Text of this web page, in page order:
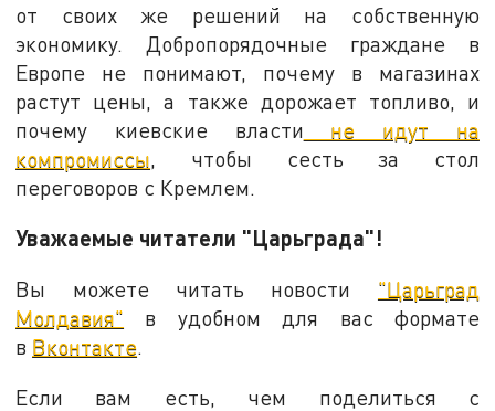
от своих же решений на собственную
экономику. Добропорядочные граждане в
Европе не понимают, почему в магазинах
растут цены, а также дорожает топливо, и
почему киевские власти не идут на
компромиссы, чтобы сесть за стол
переговоров с Кремлем.
Уважаемые читатели "Царьграда"!
Вы можете читать новости "Царьград
Молдавия" в удобном для вас формате
в Вконтакте.
Если вам есть, чем поделиться с